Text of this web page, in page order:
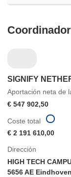
Coordinador
SIGNIFY
Aportación neta de
€ 547 902,50
Dirección
HIGH TECH
5656 AE Eindhoven
Coste total
€ 2 191 610,00